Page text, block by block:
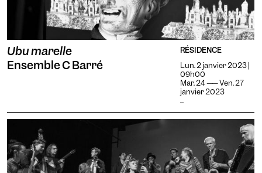
Ubu marelle
Ensemble C Barré
RÉSIDENCE
Lun. 2 janvier 2023 |
09h00
Mar. 24 —— Ven. 27
janvier 2023
...